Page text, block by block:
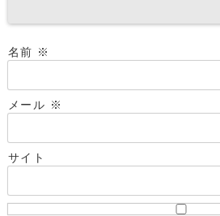
名前 ※
メール ※
サイト